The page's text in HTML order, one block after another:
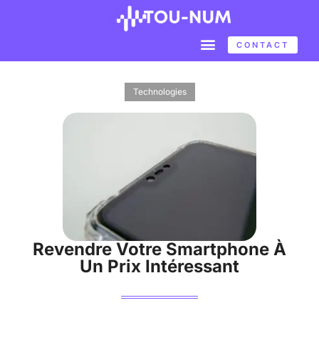
CONTACT
Technologies
Revendre Votre Smartphone À
Un Prix Intéressant